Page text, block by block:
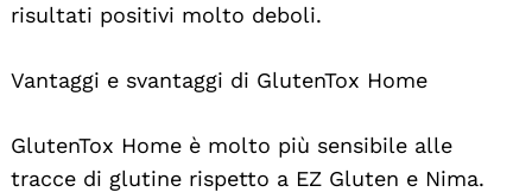
risultati positivi molto deboli.
Vantaggi e svantaggi di GlutenTox Home
GlutenTox Home è molto più sensibile alle
tracce di glutine rispetto a EZ Gluten e Nima.